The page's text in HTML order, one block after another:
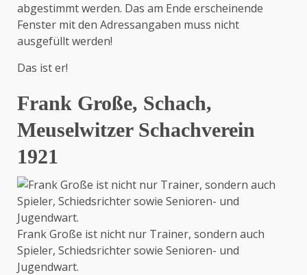
abgestimmt werden. Das am Ende erscheinende
Fenster mit den Adressangaben muss nicht
ausgefüllt werden!
Das ist er!
Frank Große, Schach,
Meuselwitzer Schachverein
1921
Frank Große ist nicht nur Trainer, sondern auch
Spieler, Schiedsrichter sowie Senioren- und
Jugendwart.